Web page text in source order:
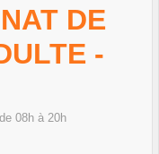
DE
-
de 08h à 20h